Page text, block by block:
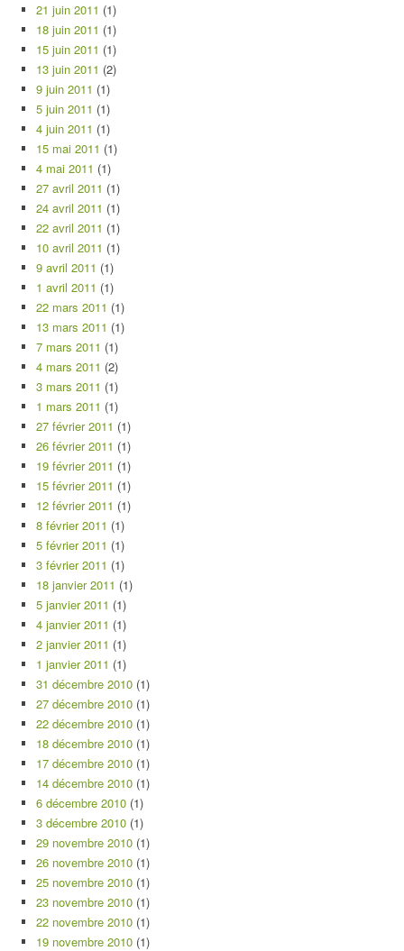
21 juin 2011 (1)
18 juin 2011 (1)
15 juin 2011 (1)
13 juin 2011 (2)
9 juin 2011 (1)
5 juin 2011 (1)
4 juin 2011 (1)
15 mai 2011 (1)
4 mai 2011 (1)
27 avril 2011 (1)
24 avril 2011 (1)
22 avril 2011 (1)
10 avril 2011 (1)
9 avril 2011 (1)
1 avril 2011 (1)
22 mars 2011 (1)
13 mars 2011 (1)
7 mars 2011 (1)
4 mars 2011 (2)
3 mars 2011 (1)
1 mars 2011 (1)
27 février 2011 (1)
26 février 2011 (1)
19 février 2011 (1)
15 février 2011 (1)
12 février 2011 (1)
8 février 2011 (1)
5 février 2011 (1)
3 février 2011 (1)
18 janvier 2011 (1)
5 janvier 2011 (1)
4 janvier 2011 (1)
2 janvier 2011 (1)
1 janvier 2011 (1)
31 décembre 2010 (1)
27 décembre 2010 (1)
22 décembre 2010 (1)
18 décembre 2010 (1)
17 décembre 2010 (1)
14 décembre 2010 (1)
6 décembre 2010 (1)
3 décembre 2010 (1)
29 novembre 2010 (1)
26 novembre 2010 (1)
25 novembre 2010 (1)
23 novembre 2010 (1)
22 novembre 2010 (1)
19 novembre 2010 (1)